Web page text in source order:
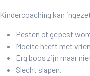
Kindercoaching kan
Pesten of gepest
Moeite heeft met
Erg boos zijn maar
Slecht slapen.